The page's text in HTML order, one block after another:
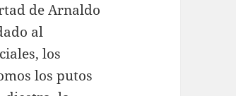
de Arnaldo
al
los
los putos